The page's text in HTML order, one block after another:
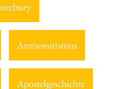
Antisemitismus
Apostelgeschichte